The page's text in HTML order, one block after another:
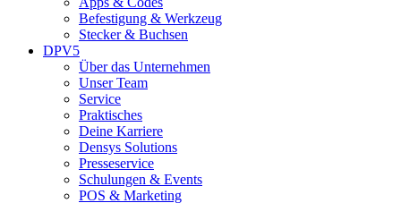
Befestigung & Werkzeug
Stecker & Buchsen
DPV5
Über das Unternehmen
Unser Team
Service
Praktisches
Deine Karriere
Densys Solutions
Presseservice
Schulungen & Events
POS & Marketing